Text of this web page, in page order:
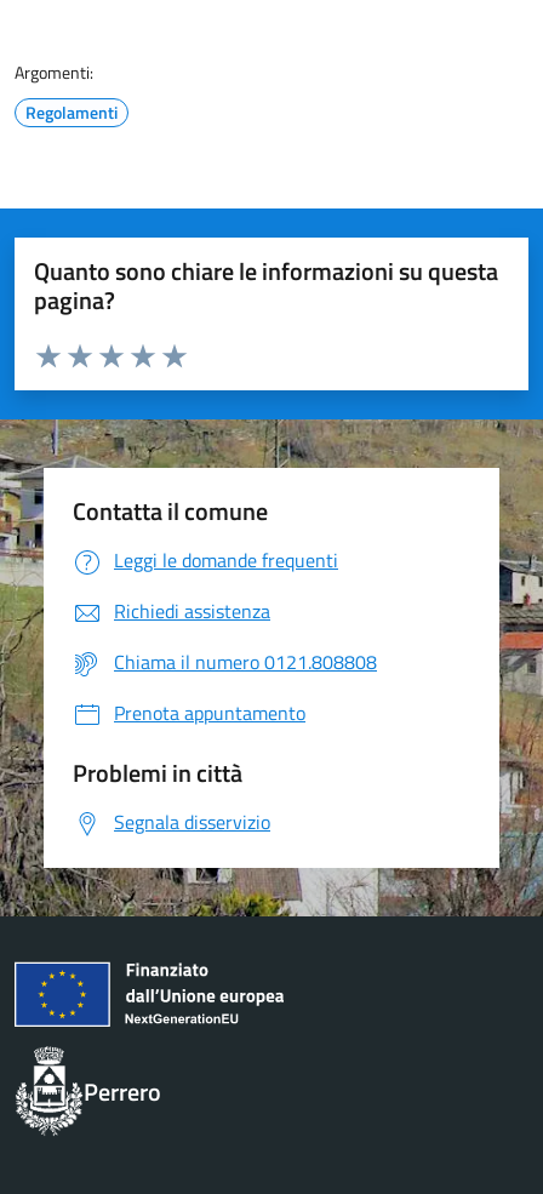
Argomenti:
Regolamenti
Quanto sono chiare le informazioni su questa
pagina?
Valuta da 1 a 5 stelle la pagina
Valuta 5 stelle su 5
Valuta 4 stelle su 5
Valuta 3 stelle su 5
Valuta 2 stelle su 5
Valuta 1 stelle su 5
Contatta il comune
Leggi le domande frequenti
Richiedi assistenza
Chiama il numero 0121.808808
Prenota appuntamento
Problemi in città
Segnala disservizio
Perrero